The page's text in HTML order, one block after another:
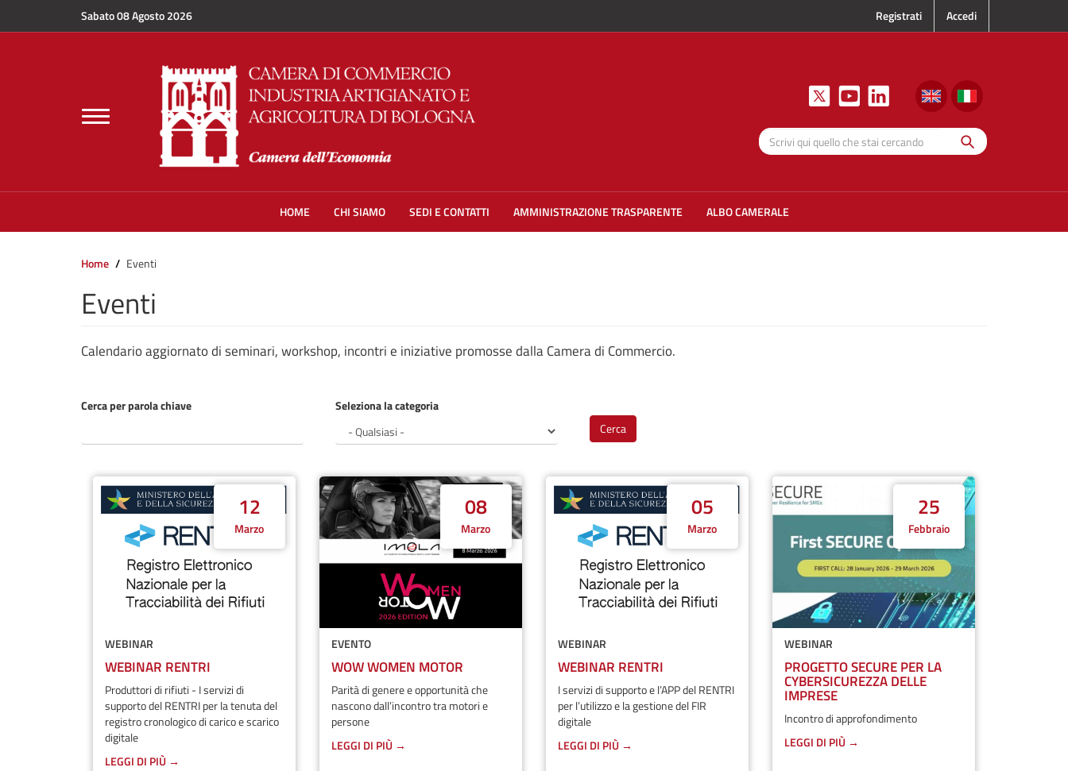
Sabato 08 Agosto 2026 Registrati Accedi
Toggle
navigation
stai
Cerca
HOME CHI SIAMO SEDI E CONTATTI AMMINISTRAZIONE TRASPARENTE ALBO CAMERALE
Home Eventi
Eventi
Calendario aggiornato di seminari, workshop, incontri e iniziative promosse dalla Camera di Commercio.
Cerca per parola chiave
Seleziona la categoria
Cerca
12
Marzo
WEBINAR
WEBINAR RENTRI
Produttori di rifiuti - I servizi di
supporto del RENTRI per la tenuta del
registro cronologico di carico e scarico
digitale
LEGGI DI PIÙ →
08
Marzo
EVENTO
WOW WOMEN MOTOR
Parità di genere e opportunità che
nascono dall’incontro tra motori e
persone
LEGGI DI PIÙ →
05
Marzo
WEBINAR
WEBINAR RENTRI
I servizi di supporto e l’APP del RENTRI
per l’utilizzo e la gestione del FIR
digitale
LEGGI DI PIÙ →
25
Febbraio
WEBINAR
PROGETTO SECURE PER LA
CYBERSICUREZZA DELLE
IMPRESE
Incontro di approfondimento
LEGGI DI PIÙ →